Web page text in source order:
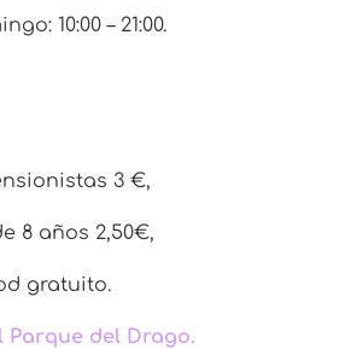
10:00 – 21:00.
3 €,
8 años 2,50€,
gratuito.
Parque del Drago.